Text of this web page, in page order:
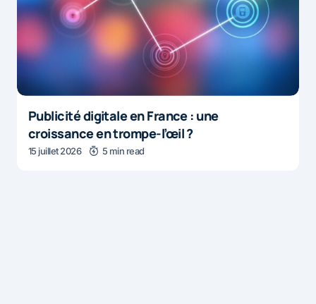
Publicité digitale en France : une
croissance en trompe-l’œil ?
15 juillet 2026 5 min read